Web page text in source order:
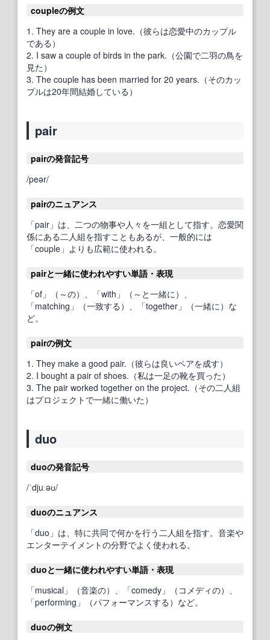
coupleの例文
1. They are a couple in love.（彼らは恋愛中のカップル
である）
2. I saw a couple of birds in the park.（公園で二羽の鳥を
見た）
3. The couple has been married for 20 years.（そのカッ
プルは20年間結婚している）
pair
pairの発音記号
/peər/
pairのニュアンス
「pair」は、二つの物事や人々を一組として指す。恋愛関
係にある二人組を指すこともあるが、一般的には
「couple」よりも広範に使われる。
pairと一緒に使われやすい単語・表現
「of」（～の）、「with」（～と一緒に）、
「matching」（一致する）、「together」（一緒に）な
ど。
pairの例文
1. They make a good pair.（彼らは良いペアを成す）
2. I bought a pair of shoes.（私は一足の靴を買った）
3. The pair worked together on the project.（その二人組
はプロジェクトで一緒に働いた）
duo
duoの発音記号
/ˈdjuːəʊ/
duoのニュアンス
「duo」は、特に共同で何かを行う二人組を指す。音楽や
エンターテイメントの分野でよく使われる。
duoと一緒に使われやすい単語・表現
「musical」（音楽の）、「comedy」（コメディの）、
「performing」（パフォーマンスする）など。
duoの例文